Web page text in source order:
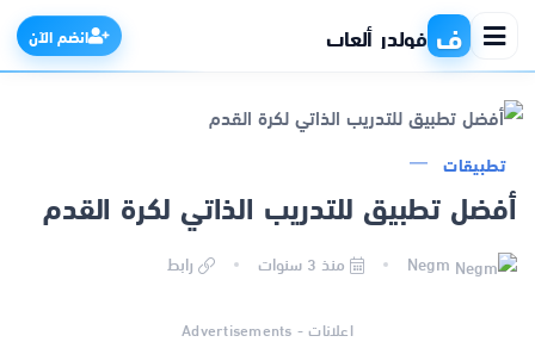
ف فولدر ألعاب انضم الآن
التطبيقات
تطبيقات
أفضل تطبيق للتدريب الذاتي لكرة القدم
منذ 3 سنوات رابط
اعلانات - Advertisements